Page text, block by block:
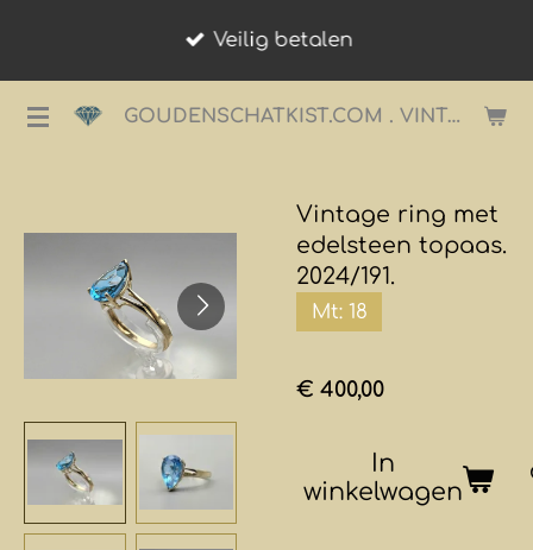
de
GOUDENSCHATKIST.COM . VINTAGE JUWELIER.
Veilig betalen
Vintage ring met
edelsteen topaas.
2024/191.
Mt: 18
€ 400,00
In
winkelwagen